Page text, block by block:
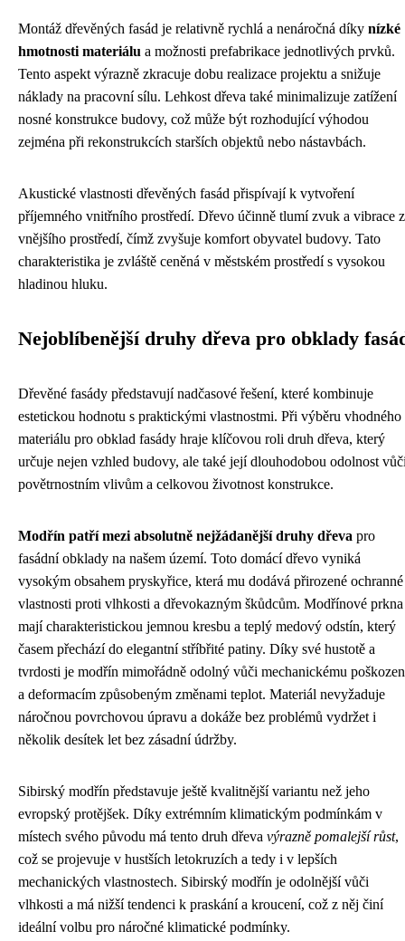
Montáž dřevěných fasád je relativně rychlá a nenáročná díky nízké
hmotnosti materiálu a možnosti prefabrikace jednotlivých prvků.
Tento aspekt výrazně zkracuje dobu realizace projektu a snižuje
náklady na pracovní sílu. Lehkost dřeva také minimalizuje zatížení
nosné konstrukce budovy, což může být rozhodující výhodou
zejména při rekonstrukcích starších objektů nebo nástavbách.
Akustické vlastnosti dřevěných fasád přispívají k vytvoření
příjemného vnitřního prostředí. Dřevo účinně tlumí zvuk a vibrace z
vnějšího prostředí, čímž zvyšuje komfort obyvatel budovy. Tato
charakteristika je zvláště ceněná v městském prostředí s vysokou
hladinou hluku.
Nejoblíbenější druhy dřeva pro obklady
Dřevěné fasády představují nadčasové řešení, které kombinuje
estetickou hodnotu s praktickými vlastnostmi. Při výběru vhodného
materiálu pro obklad fasády hraje klíčovou roli druh dřeva, který
určuje nejen vzhled budovy, ale také její dlouhodobou odolnost
povětrnostním vlivům a celkovou životnost konstrukce.
Modřín patří mezi absolutně nejžádanější druhy dřeva pro
fasádní obklady na našem území. Toto domácí dřevo vyniká
vysokým obsahem pryskyřice, která mu dodává přirozené ochranné
vlastnosti proti vlhkosti a dřevokazným škůdcům. Modřínové prkna
mají charakteristickou jemnou kresbu a teplý medový odstín, který
časem přechází do elegantní stříbřité patiny. Díky své hustotě a
tvrdosti je modřín mimořádně odolný vůči mechanickému
a deformacím způsobeným změnami teplot. Materiál nevyžaduje
náročnou povrchovou úpravu a dokáže bez problémů vydržet i
několik desítek let bez zásadní údržby.
Sibirský modřín představuje ještě kvalitnější variantu než jeho
evropský protějšek. Díky extrémním klimatickým podmínkám v
místech svého původu má tento druh dřeva výrazně pomalejší růst,
což se projevuje v hustších letokruzích a tedy i v lepších
mechanických vlastnostech. Sibirský modřín je odolnější vůči
vlhkosti a má nižší tendenci k praskání a kroucení, což z něj činí
ideální volbu pro náročné klimatické podmínky.